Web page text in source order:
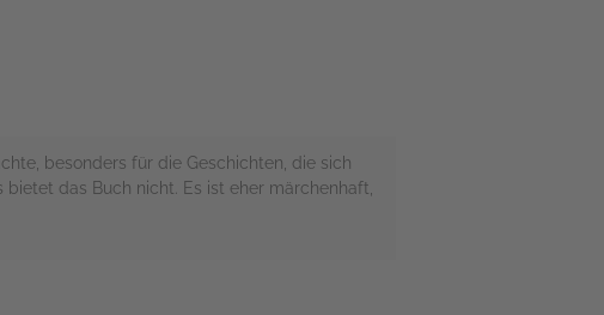
besonders für die Geschichten, die sich
das Buch nicht. Es ist eher märchenhaft,